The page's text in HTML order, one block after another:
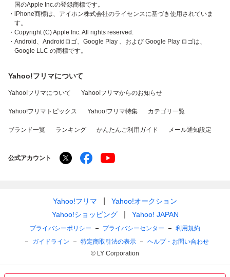
国のApple Inc.の登録商標です。
・iPhone商標は、アイホン株式会社のライセンスに基づき使用されていま
す。
・Copyright (C) Apple Inc. All rights reserved.
・Android、Androidロゴ、Google Play 、および Google Play ロゴは、
Google LLC の商標です。
Yahoo!フリマについて
Yahoo!フリマについて Yahoo!フリマからのお知らせ
Yahoo!フリマトピックス Yahoo!フリマ特集 カテゴリ一覧
ブランド一覧 ランキング かんたんご利用ガイド メール通知設定
公式アカウント
Yahoo!フリマ
Yahoo!オークション
Yahoo!ショッピング
Yahoo! JAPAN
プライバシーポリシー プライバシーセンター
利用規約
ガイドライン
特定商取引法の表示
ヘルプ・お問い合わせ
© LY Corporation